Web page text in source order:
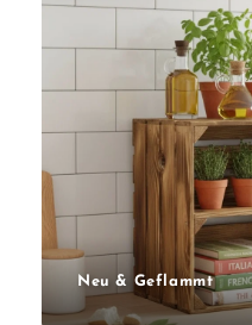
Neu & Geflammt